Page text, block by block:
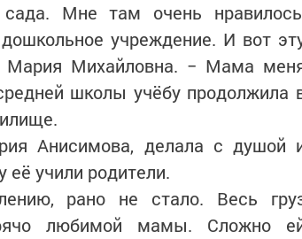
Мне там очень
учреждение. И вот
Мария Михайловна. − Мама
школы учёбу продолжила
Анисимова, делала с душой
учили родители.
рано не стало. Весь
любимой мамы. Сложно